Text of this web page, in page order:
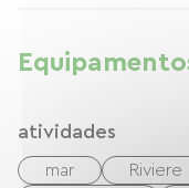
atividades
mar Riviere